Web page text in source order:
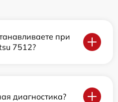
при
7512?
диагностика?